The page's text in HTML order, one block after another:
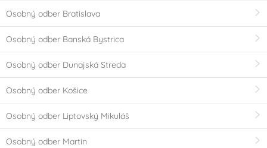
Osobný odber Bratislava
Osobný odber Banská Bystrica
Osobný odber Dunajská Streda
Osobný odber Košice
Osobný odber Liptovský Mikuláš
Osobný odber Martin